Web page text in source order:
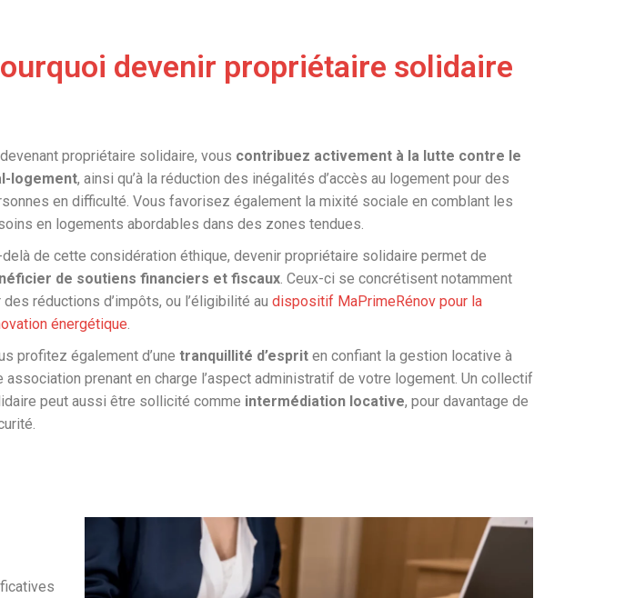
devenir propriétaire solidaire
propriétaire solidaire, vous contribuez activement à la lutte contre le
logement, ainsi qu’à la réduction des inégalités d’accès au logement pour des
en difficulté. Vous favorisez également la mixité sociale en comblant les
en logements abordables dans des zones tendues.
delà de cette considération éthique, devenir propriétaire solidaire permet de
de soutiens financiers et fiscaux. Ceux-ci se concrétisent notamment
des réductions d’impôts, ou l’éligibilité au dispositif MaPrimeRénov pour la
énergétique.
profitez également d’une tranquillité d’esprit en confiant la gestion locative à
association prenant en charge l’aspect administratif de votre logement. Un collectif
peut aussi être sollicité comme intermédiation locative, pour davantage de